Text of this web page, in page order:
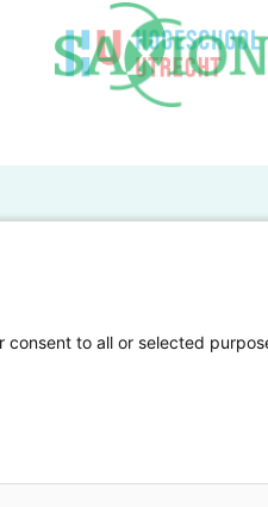
Veelgestelde vragen
to all or selected